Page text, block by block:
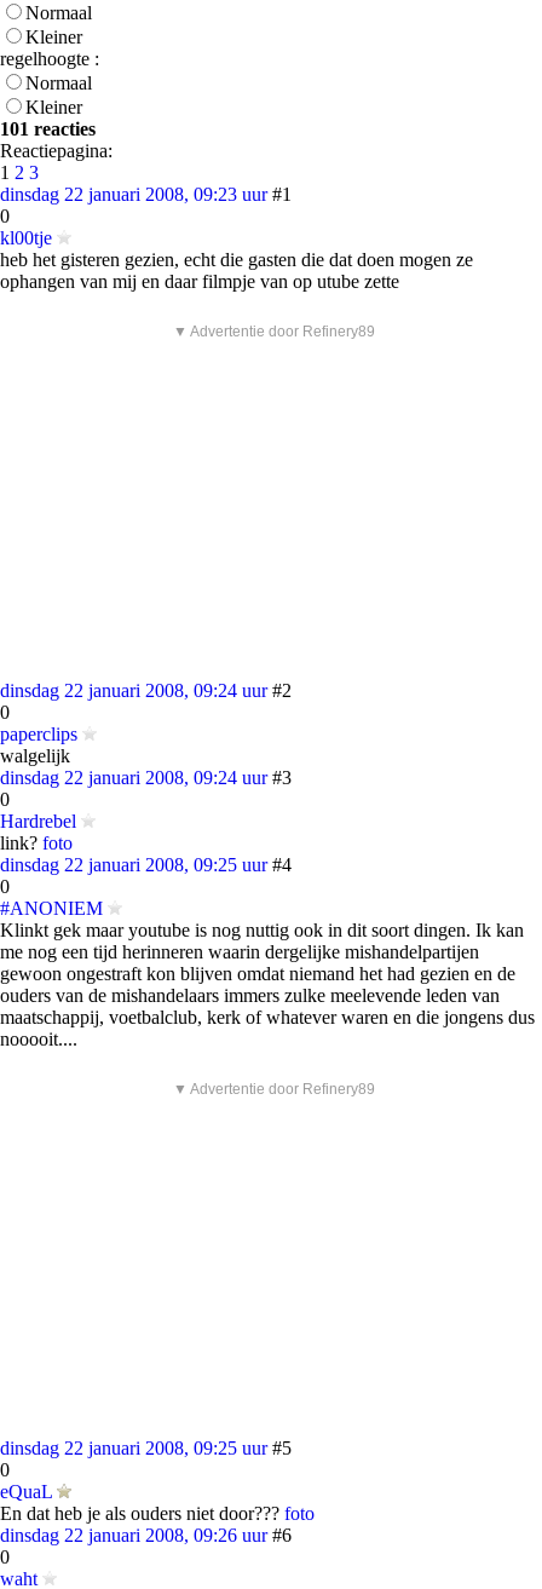
Normaal
Kleiner
regelhoogte :
Normaal
Kleiner
101 reacties
Reactiepagina:
1 2 3
dinsdag 22 januari 2008, 09:23 uur #1
0
kl00tje
heb het gisteren gezien, echt die gasten die dat doen mogen ze
ophangen van mij en daar filmpje van op utube zette
▼ Advertentie door Refinery89
dinsdag 22 januari 2008, 09:24 uur #2
0
paperclips
walgelijk
dinsdag 22 januari 2008, 09:24 uur #3
0
Hardrebel
link? foto
dinsdag 22 januari 2008, 09:25 uur #4
0
#ANONIEM
Klinkt gek maar youtube is nog nuttig ook in dit soort dingen. Ik kan
me nog een tijd herinneren waarin dergelijke mishandelpartijen
gewoon ongestraft kon blijven omdat niemand het had gezien en de
ouders van de mishandelaars immers zulke meelevende leden van
maatschappij, voetbalclub, kerk of whatever waren en die jongens dus
nooooit....
▼ Advertentie door Refinery89
dinsdag 22 januari 2008, 09:25 uur #5
0
eQuaL
En dat heb je als ouders niet door??? foto
dinsdag 22 januari 2008, 09:26 uur #6
0
waht